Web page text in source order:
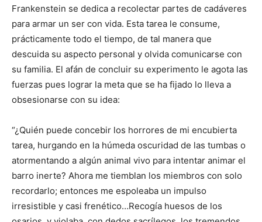
Frankenstein se dedica a recolectar partes de cadáveres
para armar un ser con vida. Esta tarea le consume,
prácticamente todo el tiempo, de tal manera que
descuida su aspecto personal y olvida comunicarse con
su familia. El afán de concluir su experimento le agota las
fuerzas pues lograr la meta que se ha fijado lo lleva a
obsesionarse con su idea:
“¿Quién puede concebir los horrores de mi encubierta
tarea, hurgando en la húmeda oscuridad de las tumbas o
atormentando a algún animal vivo para intentar animar el
barro inerte? Ahora me tiemblan los miembros con solo
recordarlo; entonces me espoleaba un impulso
irresistible y casi frenético…Recogía huesos de los